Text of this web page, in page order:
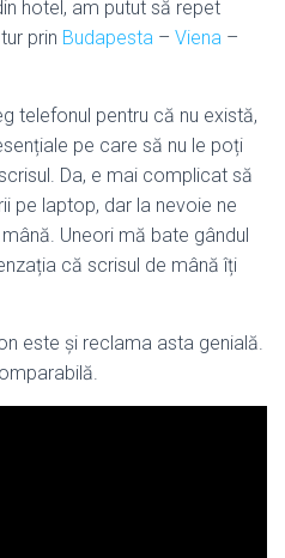
hotel, am putut să repet
prin Budapesta – Viena –
telefonul pentru că nu există,
pe care să nu le poți
Da, e mai complicat să
pe laptop, dar la nevoie ne
Uneori mă bate gândul
că scrisul de mână îți
este și reclama asta genială.